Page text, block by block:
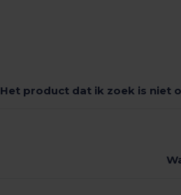
Het product dat ik zoek is niet